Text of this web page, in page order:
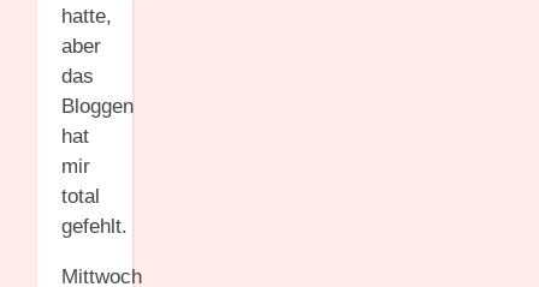
hatte,
aber
das
Bloggen
hat
mir
total
gefehlt.
Mittwoch